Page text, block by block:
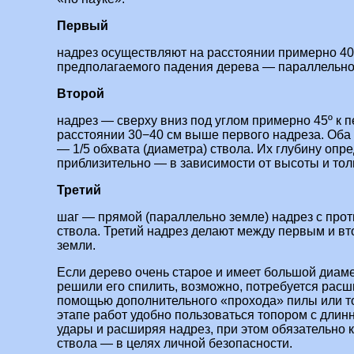
Первый
надрез осуществляют на расстоянии примерно
предполагаемого падения дерева —
Второй
надрез — сверху вниз под углом примерно 45º к
расстоянии 30−40 см выше первого надреза.
— 1/5 обхвата (диаметра) ствола. Их глубину
приблизительно — в зависимости от высоты и
Третий
шаг — прямой (параллельно земле) надрез с
ствола. Третий надрез делают между первым и
земли.
Если дерево очень старое и имеет большой
решили его спилить, возможно, потребуется
помощью дополнительного «прохода» пилы или
этапе работ удобно пользоваться топором с
удары и расширяя надрез, при этом обязательно
ствола — в целях личной безопасности.